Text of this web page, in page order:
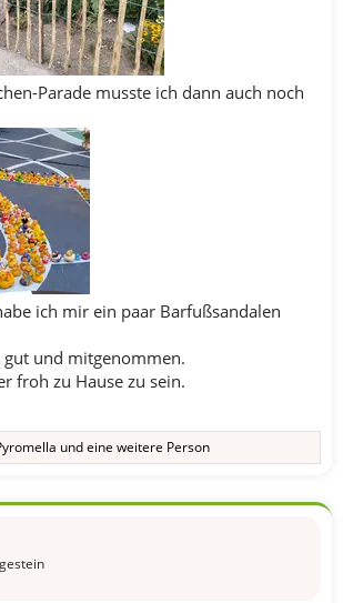
Parade musste ich dann auch noch
ich mir ein paar Barfußsandalen
und mitgenommen.
froh zu Hause zu sein.
und eine weitere Person